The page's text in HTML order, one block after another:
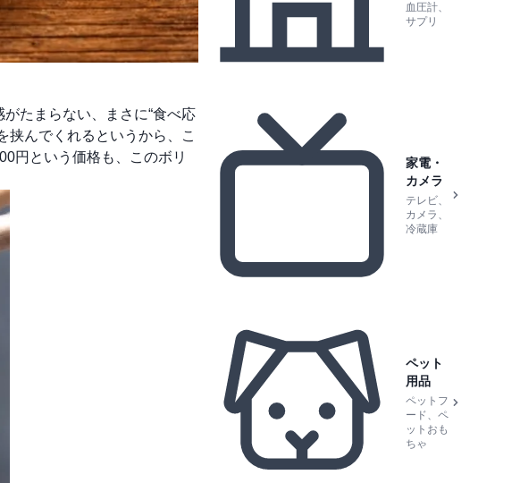
たまらない、まさに“食べ応
挟んでくれるというから、こ
円という価格も、このボリ
血圧計、
サプリ
家電・
カメラ
テレビ、
カメラ、
冷蔵庫
ペット
用品
ペットフ
ード、ペ
ットおも
ちゃ